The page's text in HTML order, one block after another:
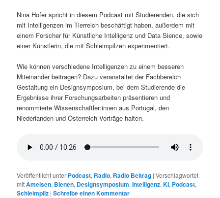
Nina Hofer spricht in diesem Podcast mit Studierenden, die sich
mit Intelligenzen im Tierreich beschäftigt haben, außerdem mit
einem Forscher für Künstliche Intelligenz und Data Sience, sowie
einer Künstlerin, die mit Schleimpilzen experimentiert.
Wie können verschiedene Intelligenzen zu einem besseren
Miteinander beitragen? Dazu veranstaltet der Fachbereich
Gestaltung ein Designsymposium, bei dem Studierende die
Ergebnisse ihrer Forschungsarbeiten präsentieren und
renommierte Wissenschaftler:innen aus Portugal, den
Niederlanden und Österreich Vorträge halten.
Veröffentlicht unter Podcast, Radio, Radio Beitrag |Verschlagwortet
mitAmeisen, Bienen, Designsymposium,Intelligenz,KI, Podcast,
Schleimpilz |Schreibe einen Kommentar